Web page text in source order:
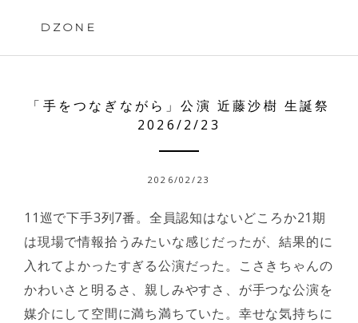
DZONE
「手をつなぎながら」公演 近藤沙樹 生誕祭
2026/2/23
2026/02/23
11巡で下手3列7番。全員認知はないどころか21期
は現場で情報拾うみたいな感じだったが、結果的に
入れてよかったすぎる公演だった。こさきちゃんの
かわいさと明るさ、親しみやすさ、が手つな公演を
媒介にして空間に満ち満ちていた。幸せな気持ちに